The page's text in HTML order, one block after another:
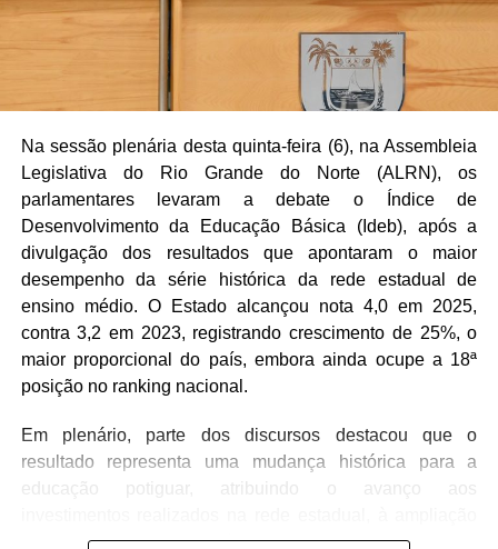
Na sessão plenária desta quinta-feira (6), na Assembleia
Legislativa do Rio Grande do Norte (ALRN), os
parlamentares levaram a debate o Índice de
Desenvolvimento da Educação Básica (Ideb), após a
divulgação dos resultados que apontaram o maior
desempenho da série histórica da rede estadual de
ensino médio. O Estado alcançou nota 4,0 em 2025,
contra 3,2 em 2023, registrando crescimento de 25%, o
maior proporcional do país, embora ainda ocupe a 18ª
posição no ranking nacional.
Em plenário, parte dos discursos destacou que o
resultado representa uma mudança histórica para a
educação potiguar, atribuindo o avanço aos
da educação inclusiva, à convocação de professores